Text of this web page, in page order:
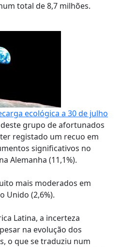
total de 8,7 milhões.
ecológica a 30 de julho
grupo de afortunados
registado um recuo em
significativos no
Alemanha (11,1%).
mais moderados em
Unido (2,6%).
Latina, a incerteza
na evolução dos
o que se traduziu num